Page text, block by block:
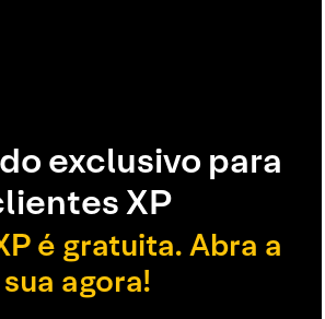
exclusivo para
XP
é gratuita. Abra a
sua agora!